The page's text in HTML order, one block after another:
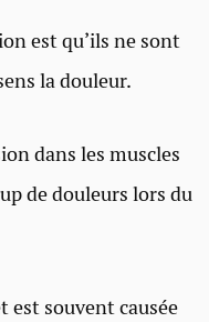
est qu’ils ne sont
la douleur.
dans les muscles
de douleurs lors du
est souvent causée